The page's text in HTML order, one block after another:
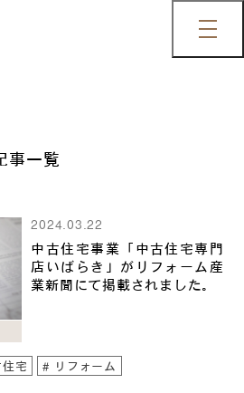
事一覧
2024.03.22
中古住宅事業「中古住宅専門
店いばらき」がリフォーム産
業新聞にて掲載されました。
宅 リフォーム